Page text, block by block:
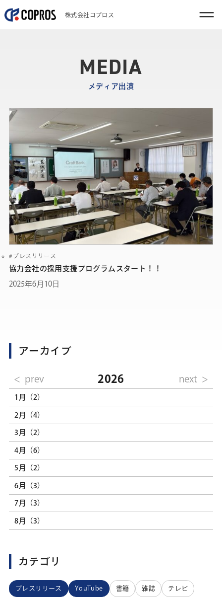
株式会社コプロス
MEDIA
メディア出演
プレスリリース
協力会社の採用支援プログラムスタート！！
2025年6月10日
アーカイブ
prev 2026 next
1月（2）
2月（4）
3月（2）
4月（6）
5月（2）
6月（3）
7月（3）
8月（3）
カテゴリ
プレスリリース YouTube 書籍 雑誌 テレビ